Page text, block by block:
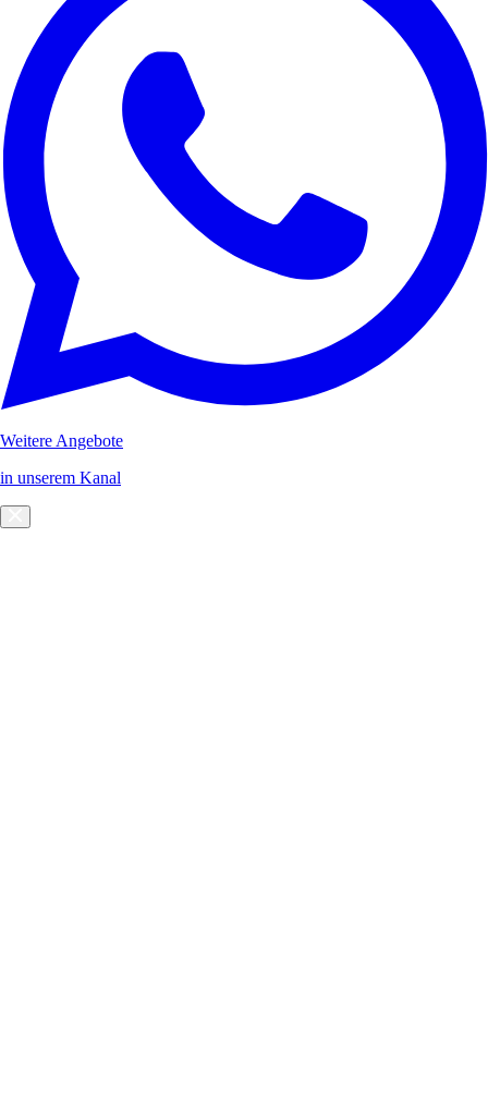
Weitere Angebote
in unserem Kanal